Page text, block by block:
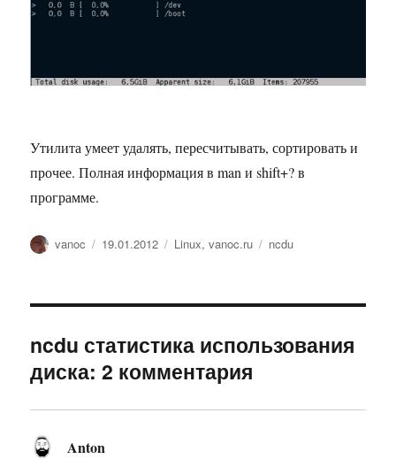
Утилита умеет удалять, пересчитывать, сортировать и
прочее. Полная информация в man и shift+? в
программе.
Автор
vanoc Опубликовано
19.01.2012 Рубрики
Linux,vanoc.ru Метки
ncdu
ncdu статистика использования
диска: 2 комментария
Anton